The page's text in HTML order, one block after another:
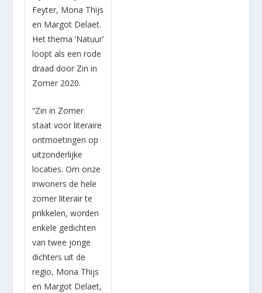
Feyter, Mona Thijs
en Margot Delaet.
Het thema ‘Natuur’
loopt als een rode
draad door Zin in
Zomer 2020.
“Zin in Zomer
staat voor literaire
ontmoetingen op
uitzonderlijke
locaties. Om onze
inwoners de hele
zomer literair te
prikkelen, worden
enkele gedichten
van twee jonge
dichters uit de
regio, Mona Thijs
en Margot Delaet,